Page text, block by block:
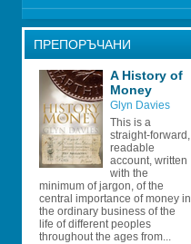
ПРЕПОРЪЧАНИ
A History of
Money
Glyn Davies
This is a
straight-forward,
readable
account, written
with the
minimum of jargon, of the
central importance of money in
the ordinary business of the
life of different peoples
throughout the ages from...